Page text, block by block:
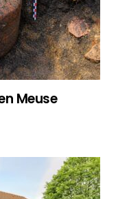
Meuse